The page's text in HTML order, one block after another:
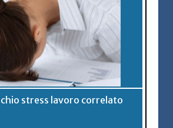
stress lavoro correlato